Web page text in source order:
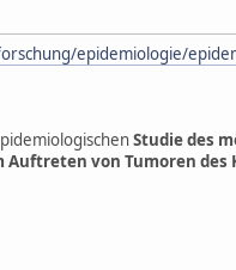
epidemiologie/
Studie des
von Tumoren des